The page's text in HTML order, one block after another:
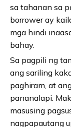
sa tahanan sa
borrower ay
mga hindi
bahay.
Sa pagpili ng
ang sariling
paghiram, at
pananalapi.
masusing
nagpapautang